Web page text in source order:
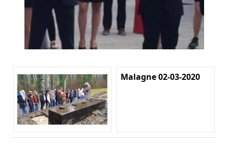
Malagne 02-03-2020